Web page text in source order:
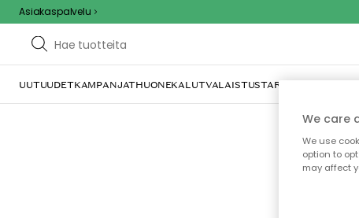
Asiakaspalvelu
UUTUUDETKAMPANJATHUONEKALUTVALAISTUSTARJOILU JA
We care
We use
option to
may affect